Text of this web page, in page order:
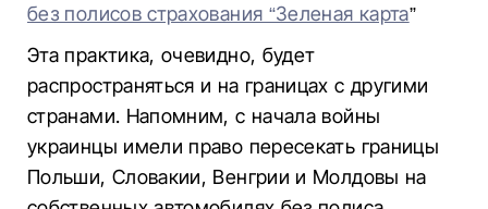
без полисов страхования “Зеленая карта”
Эта практика, очевидно, будет
распространяться и на границах с другими
странами. Напомним, с начала войны
украинцы имели право пересекать границы
Польши, Словакии, Венгрии и Молдовы на